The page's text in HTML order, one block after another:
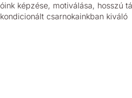
képzése, motiválása, hosszú
csarnokainkban kiváló